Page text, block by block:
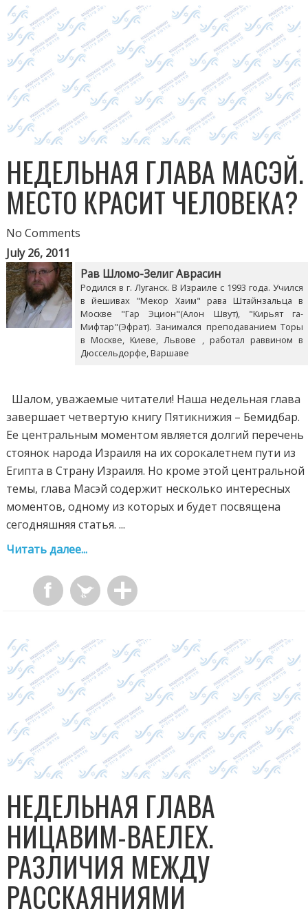
НЕДЕЛЬНАЯ ГЛАВА МАСЭЙ.
МЕСТО КРАСИТ ЧЕЛОВЕКА?
No Comments
July 26, 2011
Рав Шломо-Зелиг Аврасин
Родился в г. Луганск. В Израиле с 1993 года. Учился
в йешивах "Мекор Хаим" рава Штайнзальца в
Москве "Гар Эцион"(Алон Швут), "Кирьят га-
Мифтар"(Эфрат). Занимался преподаванием Торы
в Москве, Киеве, Львове , работал раввином в
Дюссельдорфе, Варшаве
Шалом, уважаемые читатели! Наша недельная глава
завершает четвертую книгу Пятикнижия – Бемидбар.
Ее центральным моментом является долгий перечень
стоянок народа Израиля на их сорокалетнем пути из
Египта в Страну Израиля. Но кроме этой центральной
темы, глава Масэй содержит несколько интересных
моментов, одному из которых и будет посвящена
сегодняшняя статья. ...
Читать далее...
НЕДЕЛЬНАЯ ГЛАВА
НИЦАВИМ-ВАЕЛЕХ.
РАЗЛИЧИЯ МЕЖДУ
РАССКАЯНИЯМИ